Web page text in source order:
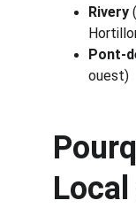
Rivery
Pont-
ouest)